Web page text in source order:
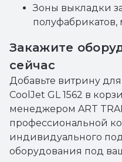
Зоны выкладки
Закажите
сейчас
Добавьте витрину
CoolJet GL 1562 в
менеджером ART
профессиональной
индивидуального
оборудования под